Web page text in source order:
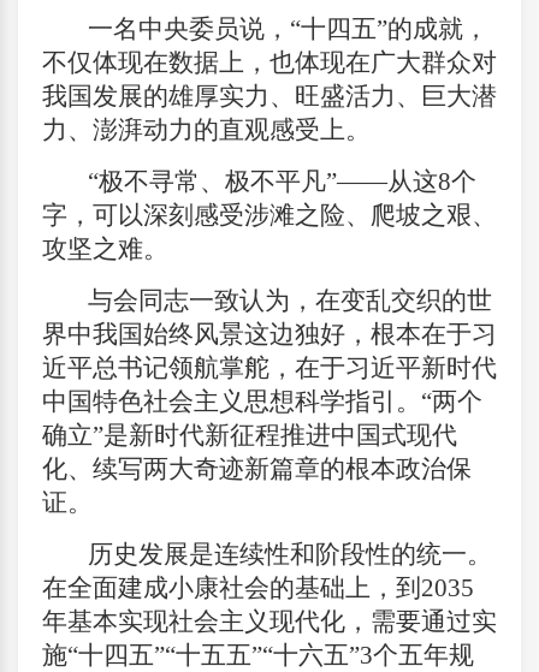
一名中央委员说，“十四五”的成就，
不仅体现在数据上，也体现在广大群众对
我国发展的雄厚实力、旺盛活力、巨大潜
力、澎湃动力的直观感受上。
“极不寻常、极不平凡”——从这8个
字，可以深刻感受涉滩之险、爬坡之艰、
攻坚之难。
与会同志一致认为，在变乱交织的世
界中我国始终风景这边独好，根本在于习
近平总书记领航掌舵，在于习近平新时代
中国特色社会主义思想科学指引。“两个
确立”是新时代新征程推进中国式现代
化、续写两大奇迹新篇章的根本政治保
证。
历史发展是连续性和阶段性的统一。
在全面建成小康社会的基础上，到2035
年基本实现社会主义现代化，需要通过实
施“十四五”“十五五”“十六五”3个五年规